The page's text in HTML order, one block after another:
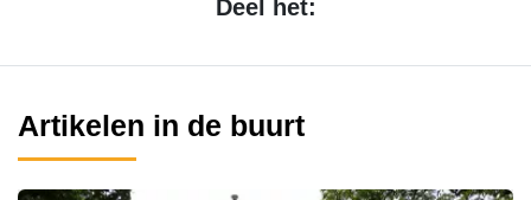
Deel het:
Artikelen in de buurt